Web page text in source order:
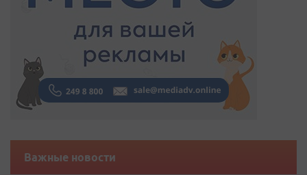
Важные новости